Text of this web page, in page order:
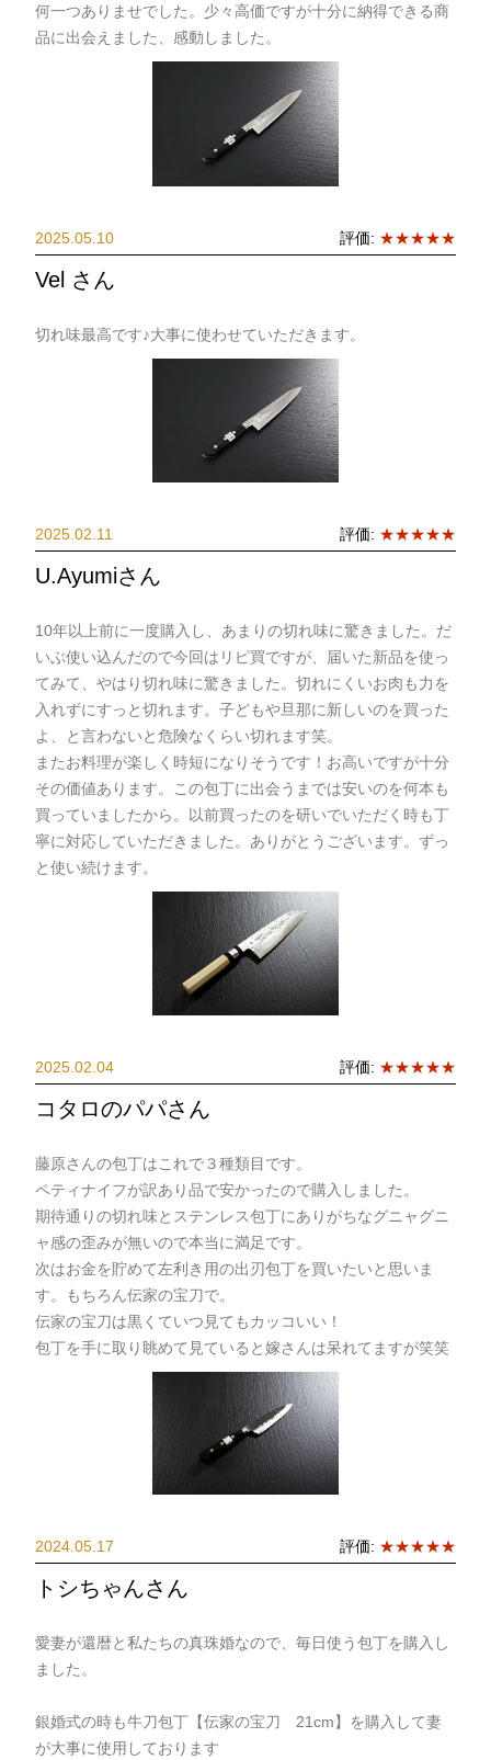
何一つありませでした。少々高価ですが十分に納得できる商
品に出会えました、感動しました。
2025.05.10 評価: ★★★★★
Vel さん
切れ味最高です♪大事に使わせていただきます。
2025.02.11 評価: ★★★★★
U.Ayumiさん
10年以上前に一度購入し、あまりの切れ味に驚きました。だ
いぶ使い込んだので今回はリピ買ですが、届いた新品を使っ
てみて、やはり切れ味に驚きました。切れにくいお肉も力を
入れずにすっと切れます。子どもや旦那に新しいのを買った
よ、と言わないと危険なくらい切れます笑。
またお料理が楽しく時短になりそうです！お高いですが十分
その価値あります。この包丁に出会うまでは安いのを何本も
買っていましたから。以前買ったのを研いでいただく時も丁
寧に対応していただきました。ありがとうございます。ずっ
と使い続けます。
2025.02.04 評価: ★★★★★
コタロのパパさん
藤原さんの包丁はこれで３種類目です。
ペティナイフが訳あり品で安かったので購入しました。
期待通りの切れ味とステンレス包丁にありがちなグニャグニ
ャ感の歪みが無いので本当に満足です。
次はお金を貯めて左利き用の出刃包丁を買いたいと思いま
す。もちろん伝家の宝刀で。
伝家の宝刀は黒くていつ見てもカッコいい！
包丁を手に取り眺めて見ていると嫁さんは呆れてますが笑笑
2024.05.17 評価: ★★★★★
トシちゃんさん
愛妻が還暦と私たちの真珠婚なので、毎日使う包丁を購入し
ました。
銀婚式の時も牛刀包丁【伝家の宝刀 21cm】を購入して妻
が大事に使用しております